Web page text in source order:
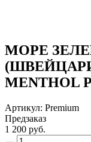
МОРЕ
MENTHOL
Артикул: Premium
Предзаказ
1 200 руб.